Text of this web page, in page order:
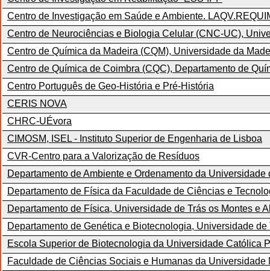
Centro de Investigação em Saúde e Ambiente.
Centro de Neurociências e Biologia Celular (CNC-UC),
Centro de Química da Madeira (CQM), Universidade da
Centro de Química de Coimbra (CQC), Departamento de
Centro Português de Geo-História e Pré-História
CERIS NOVA
CHRC-UÉvora
CIMOSM, ISEL - Instituto Superior de Engenharia de Lisboa
CVR-Centro para a Valorização de Resíduos
Departamento de Ambiente e Ordenamento da Universidade
Departamento de Física da Faculdade de Ciências e
Departamento de Física, Universidade de Trás os Montes e
Departamento de Genética e Biotecnologia, Universidade
Escola Superior de Biotecnologia da Universidade Católica
Faculdade de Ciências Sociais e Humanas da Universidade